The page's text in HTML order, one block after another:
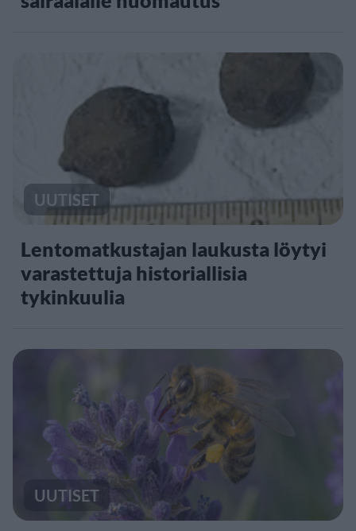
UUTISET
Lentomatkustajan laukusta löytyi
varastettuja historiallisia
tykinkuulia
UUTISET